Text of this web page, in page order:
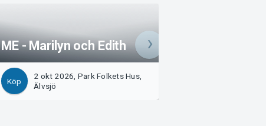
ME - Marilyn och Edith
Köp
2 okt 2026, Park Folkets Hus,
Älvsjö